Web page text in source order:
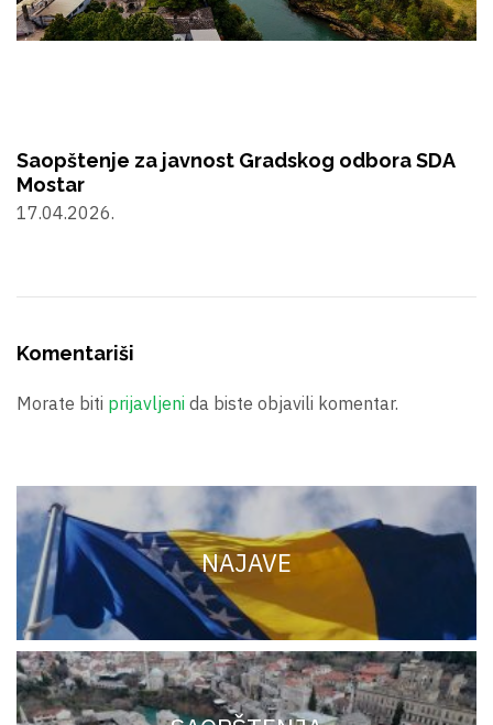
Saopštenje za javnost Gradskog odbora SDA
Mostar
17.04.2026.
Komentariši
Morate biti prijavljeni da biste objavili komentar.
NAJAVE